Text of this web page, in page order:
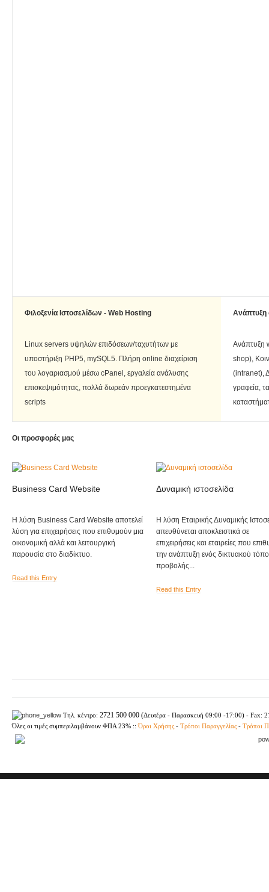
Φιλοξενία Ιστοσελίδων - Web Hosting
Linux servers υψηλών επιδόσεων/ταχυτήτων με
υποστήριξη PHP5, mySQL5. Πλήρη online διαχείριση
του λογαριασμού μέσω cPanel, εργαλεία ανάλυσης
επισκεψιμότητας, πολλά δωρεάν προεγκατεστημένα
scripts
Ανάπτυξη
Ανάπτυξη
shop),
(intranet),
γραφεία,
Οι προσφορές μας
Business Card Website
Η λύση Business Card Website αποτελεί
λύση για επιχειρήσεις που επιθυμούν μια
οικονομική αλλά και λειτουργική
παρουσία στο διαδίκτυο.
Read this Entry
Δυναμική ιστοσελίδα
Η λύση Εταιρικής Δυναμικής
απευθύνεται αποκλειστικά σε
επιχειρήσεις και εταιρείες που
την ανάπτυξη ενός δικτυακού
προβολής...
Read this Entry
Τηλ. κέντρο: 2721 500 000 (Δευτέρα - Παρασκευή 09:00 -17:00) - Fax:
Όλες οι τιμές συμπεριλαμβάνουν ΦΠΑ 23% :: Όροι Χρήσης - Τρόποι Παραγγελίας - Τρόποι